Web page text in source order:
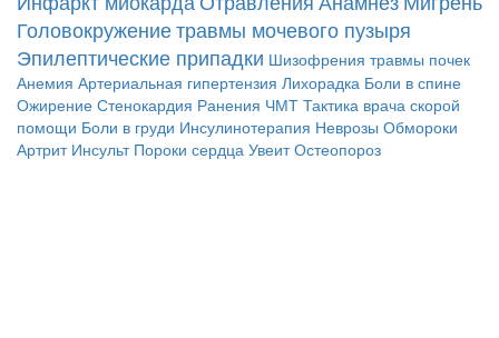
Головокружениетравмы мочевого пузыря
Эпилептические припадки Шизофрения травмы почек
Анемия Артериальная гипертензия Лихорадка Боли в спине
Ожирение Стенокардия Ранения ЧМТ Тактика врача скорой
помощи Боли в груди Инсулинотерапия Неврозы Обмороки
Артрит Инсульт Пороки сердца Увеит Остеопороз